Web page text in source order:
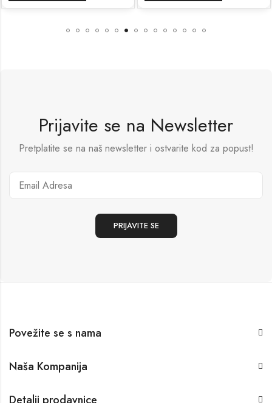
Prijavite se na Newsletter
Pretplatite se na naš newsletter i ostvarite kod za popust!
Povežite se s nama
Naša Kompanija
Detalji prodavnice